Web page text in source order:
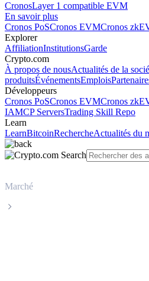
CronosLayer 1 compatible EVM
En savoir plus
Cronos PoSCronos EVMCronos
Explorer
AffiliationInstitutionsGarde
Crypto.com
À propos de nousActualités de la
produitsÉvénementsEmplois
Développeurs
Cronos PoSCronos EVMCronos
IAMCP ServersTrading Skill Repo
Learn
LearnBitcoinRechercheActualités du
Marché